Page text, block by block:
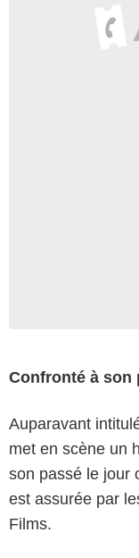
Confronté à son
Auparavant
met en scène un
son passé le jour
est assurée par
Films.